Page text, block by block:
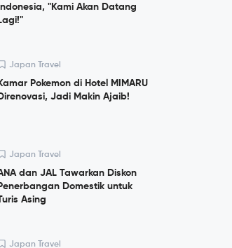
Indonesia, "Kami Akan Datang
Japan Travel
Pokemon di Hotel MIMARU
Jadi Makin Ajaib!
Japan Travel
dan JAL Tawarkan Diskon
Domestik untuk
Asing
Japan Travel